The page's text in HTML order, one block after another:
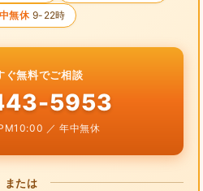
無休 9-22時
ぐ無料でご相談
5953
／ 年中無休
または